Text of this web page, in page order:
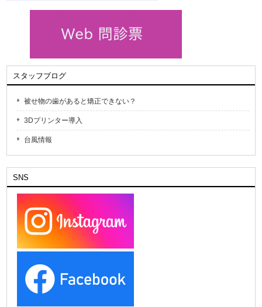
スタッフブログ
被せ物の歯があると矯正できない？
3Dプリンター導入
台風情報
SNS